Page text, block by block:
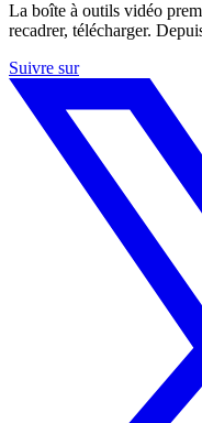
La boîte à outils vidéo
recadrer, télécharger.
Suivre sur